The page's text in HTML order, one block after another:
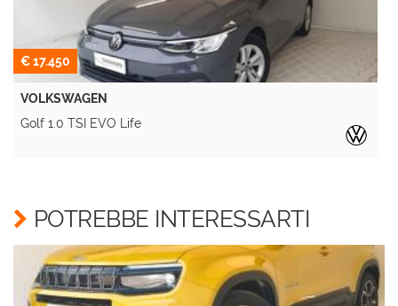
€ 17.450
VOLKSWAGEN
Golf 1.0 TSI EVO Life
POTREBBE INTERESSARTI